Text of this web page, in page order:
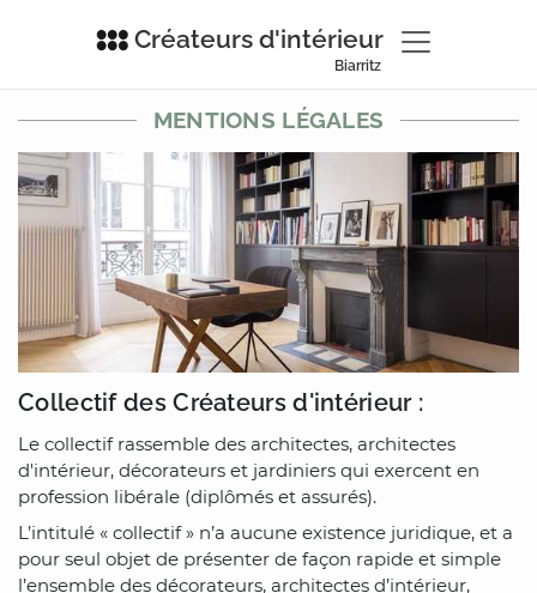
Créateurs d'intérieur
Biarritz
MENTIONS LÉGALES
Collectif des Créateurs d'intérieur :
Le collectif rassemble des architectes, architectes
d'intérieur, décorateurs et jardiniers qui exercent en
profession libérale (diplômés et assurés).
L’intitulé « collectif » n’a aucune existence juridique, et a
pour seul objet de présenter de façon rapide et simple
l’ensemble des décorateurs, architectes d’intérieur,